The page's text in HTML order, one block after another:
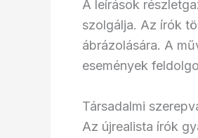
A leírások
szolgálja. Az írók
ábrázolására. A
események
Társadalmi
Az újrealista írók